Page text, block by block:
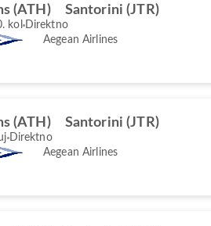
(ATH) Santorini (JTR)
kol Direktno
Aegean Airlines
(ATH) Santorini (JTR)
Direktno
Aegean Airlines